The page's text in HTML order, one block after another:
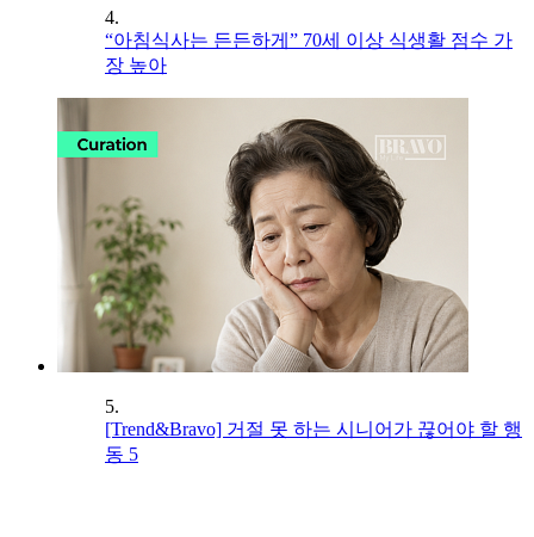
4.
“아침식사는 든든하게” 70세 이상 식생활 점수 가
장 높아
5.
[Trend&Bravo] 거절 못 하는 시니어가 끊어야 할 행
동 5